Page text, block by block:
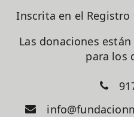
Inscrita en el Registro
Las donaciones
para los